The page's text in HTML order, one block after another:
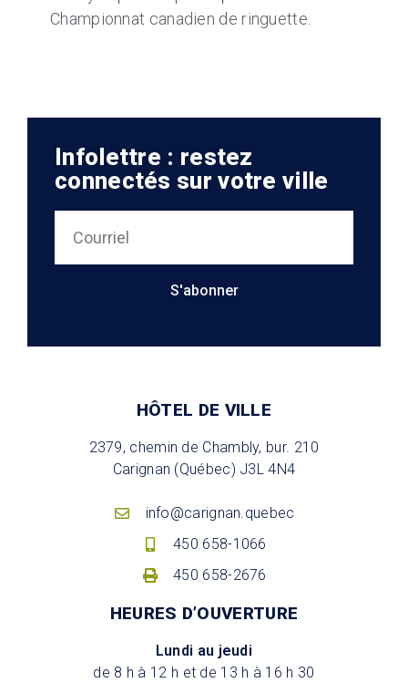
Championnat canadien de ringuette.
Infolettre : restez
connectés sur votre ville
S'abonner
HÔTEL DE VILLE
2379, chemin de Chambly, bur. 210
Carignan (Québec) J3L 4N4
info@carignan.quebec
450 658-1066
450 658-2676
HEURES D’OUVERTURE
Lundi au jeudi
de 8 h à 12 h et de 13 h à 16 h 30